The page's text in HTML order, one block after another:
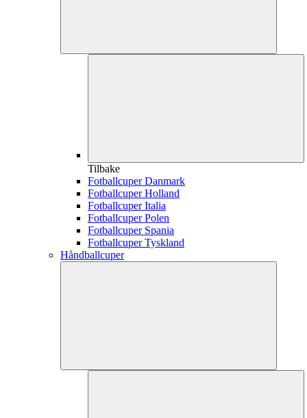
Tilbake
Fotballcuper Danmark
Fotballcuper Holland
Fotballcuper Italia
Fotballcuper Polen
Fotballcuper Spania
Fotballcuper Tyskland
Håndballcuper